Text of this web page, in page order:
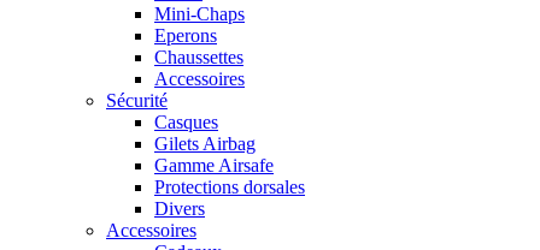
Mini-Chaps
Eperons
Chaussettes
Accessoires
Sécurité
Casques
Gilets Airbag
Gamme Airsafe
Protections dorsales
Divers
Accessoires